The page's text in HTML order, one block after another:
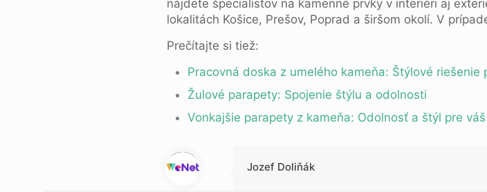
nájdete špecialistov na kamenné prvky v interiéri aj
lokalitách Košice, Prešov, Poprad a širšom okolí. V
Prečítajte si tiež:
Pracovná doska z umelého kameňa: Štýlové riešenie
Žulové parapety: Spojenie štýlu a odolnosti
Vonkajšie parapety z kameňa: Odolnosť a štýl pre
Warning
: Trying to access array offset on value of type null in
/data/0/7/073b19f9-70d4-4431-9f10-0d1be3788d35/multibox.sk/web/clanky/wp-content/themes/betheme-child/includes/content-single.php
on line
286
Jozef Doliňák